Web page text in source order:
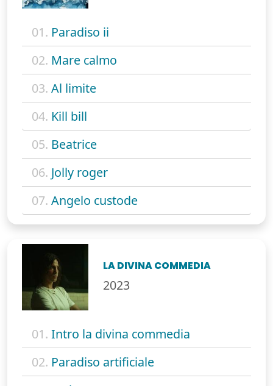
01. Paradiso ii
02. Mare calmo
03. Al limite
04. Kill bill
05. Beatrice
06. Jolly roger
07. Angelo custode
LA DIVINA COMMEDIA
2023
01. Intro la divina commedia
02. Paradiso artificiale